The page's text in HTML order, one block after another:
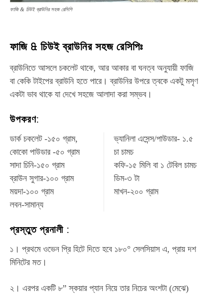
ফাজি & চিউই ব্রাউনির সহজ রেসিপি
ফাজি & চিউই ব্রাউনির সহজ রেসিপিঃ
ব্রাউনিতে আসলে চকলেট থাকে, আর আকার বা ঘনত্ব অনুযায়ী ফাজি
বা কেকি টাইপের ব্রাউনি হতে পারে। ব্রাউনির উপরে ত্বকে একটু মসৃণ
একটা ভাব থাকে যা দেখে সহজে আলাদা করা সম্ভব।
উপকরণ:
ডার্ক চকলেট -১৫০ গ্রাম,
কোকো পাউডার -৫০ গ্রাম
সাদা চিনি-১৫০ গ্রাম
ব্রাউন সুগার-১০০ গ্রাম
ময়দা-১০০ গ্রাম
লবন-সামান্য
ভ্যানিলা এসেন্স/পাউডার- ১.৫
চা চামচ
কফি-১৫ মিলি বা ১ টেবিল চামচ
ডিম-৩ টা
মাখন-২০০ গ্রাম
প্রস্তুত প্রনালী :
১। প্রথমে ওভেন প্রি হিটে দিতে হবে ১৮০° সেলসিয়াস এ, প্রায় দশ
মিনিটের মত।
২। এরপর একটি ৮” স্কয়ার প্যান নিয়ে তার নিচের অংশটা (মেঝে)